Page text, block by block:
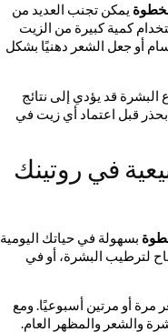
يمكن تجنب العديد من
كمية كبيرة من الزيت
أو جعل الشعر دهنيًا بشكل
قد يؤدي إلى نتائج
قبل اعتماد أي زيت في
في روتينك
بسهولة في حياتك اليومية
لترطيب البشرة، أو في
أو مرتين أسبوعيًا. ومع
والمظهر العام.